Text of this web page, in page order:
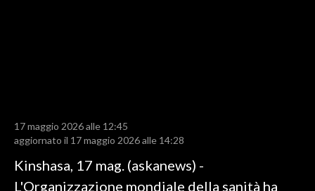
RISULTATI E CLASSIFICHE
CALCIO REGIONALE
17 maggio 2026 alle 12:45
aggiornato il 17 maggio 2026 alle 14:28
Kinshasa, 17 mag. (askanews) -
L'Organizzazione mondiale della sanità ha